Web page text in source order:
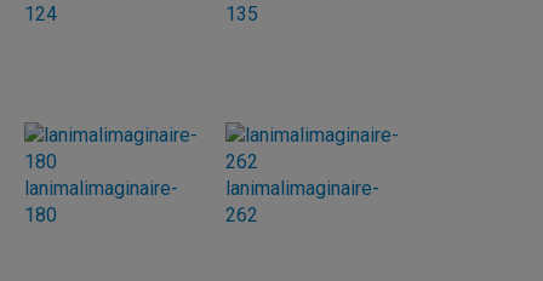
124
135
lanimalimaginaire-
180
lanimalimaginaire-
262